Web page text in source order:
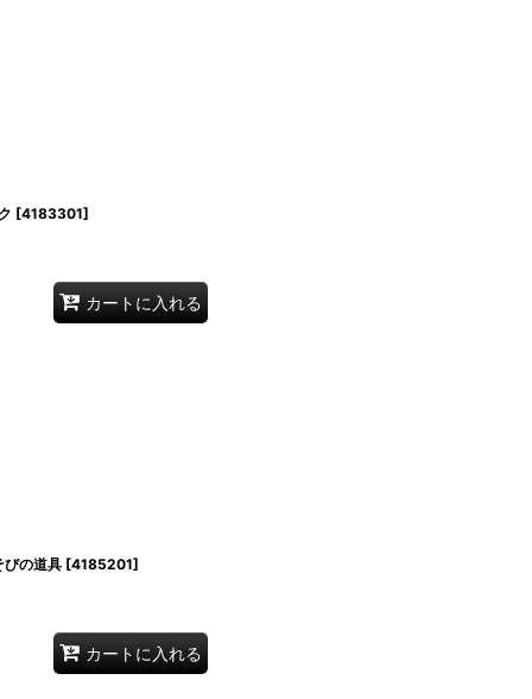
[4183301]
カートに入れる
の道具 [4185201]
カートに入れる